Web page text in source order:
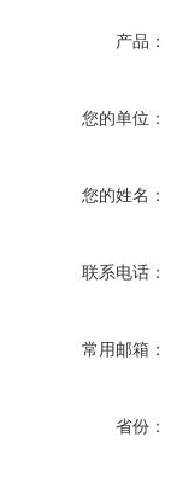
产品：
您的单位：
您的姓名：
联系电话：
常用邮箱：
省份：